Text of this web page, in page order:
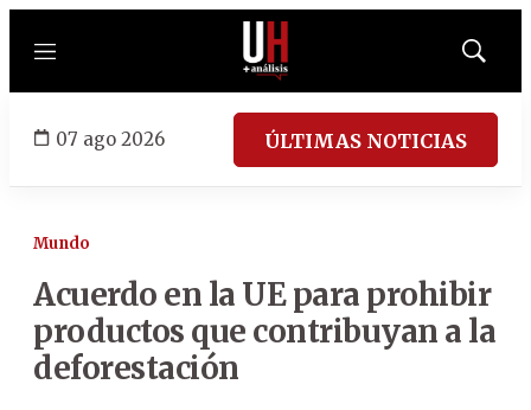
Menú
Mostrar
07 ago 2026 ÚLTIMAS NOTICIAS
Mundo
Acuerdo en la UE para prohibir
productos que contribuyan a la
deforestación